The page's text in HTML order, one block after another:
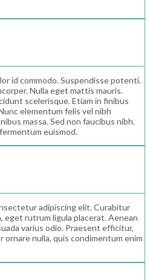
id commodo. Suspendisse potenti.
Nulla eget mattis mauris.
scelerisque. Etiam in finibus
elementum felis vel nibh
massa. Sed non faucibus nibh.
euismod.
adipiscing elit. Curabitur
eget rutrum ligula placerat. Aenean
varius odio. Praesent efficitur,
ornare nulla, quis condimentum enim